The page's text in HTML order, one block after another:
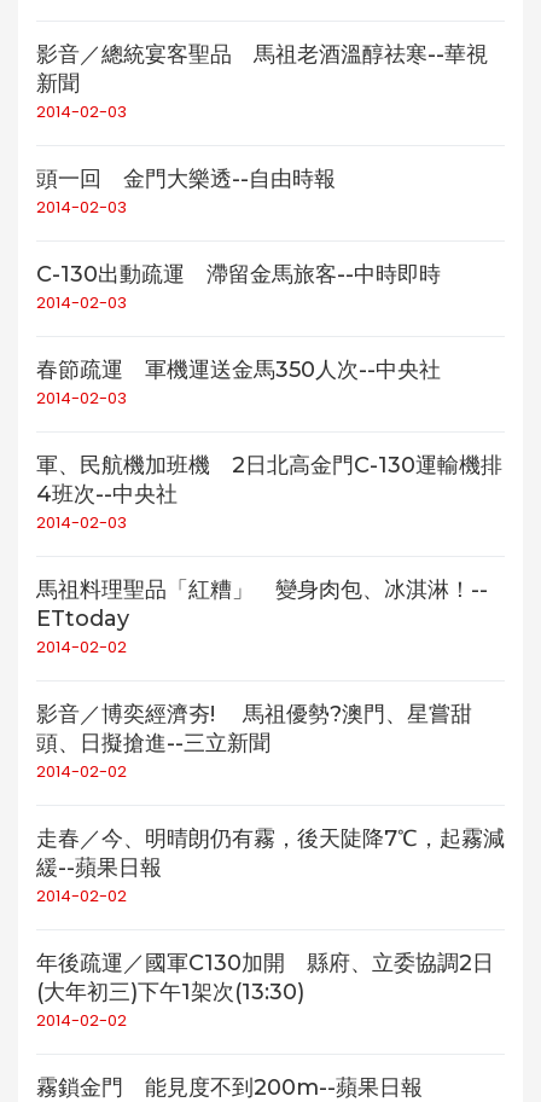
影音／總統宴客聖品 馬祖老酒溫醇祛寒--華視
新聞
2014-02-03
頭一回 金門大樂透--自由時報
2014-02-03
C-130出動疏運 滯留金馬旅客--中時即時
2014-02-03
春節疏運 軍機運送金馬350人次--中央社
2014-02-03
軍、民航機加班機 2日北高金門C-130運輸機排
4班次--中央社
2014-02-03
馬祖料理聖品「紅糟」 變身肉包、冰淇淋！--
ETtoday
2014-02-02
影音／博奕經濟夯! 馬祖優勢?澳門、星嘗甜
頭、日擬搶進--三立新聞
2014-02-02
走春／今、明晴朗仍有霧，後天陡降7℃，起霧減
緩--蘋果日報
2014-02-02
年後疏運／國軍C130加開 縣府、立委協調2日
(大年初三)下午1架次(13:30)
2014-02-02
霧鎖金門 能見度不到200m--蘋果日報